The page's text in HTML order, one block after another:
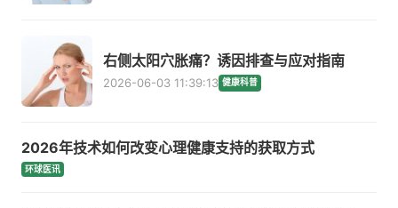
右侧太阳穴胀痛？诱因排查与应对指南
2026-06-03 11:39:13 健康科普
2026年技术如何改变心理健康支持的获取方式
环球医讯